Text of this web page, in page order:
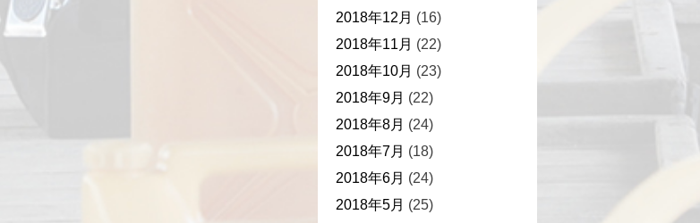
2018年12月 (16)
2018年11月 (22)
2018年10月 (23)
2018年9月 (22)
2018年8月 (24)
2018年7月 (18)
2018年6月 (24)
2018年5月 (25)